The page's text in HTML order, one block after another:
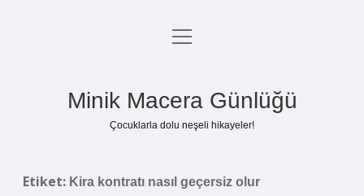
Anasayfa
menüyü
Minik Macera Günlüğü
Çocuklarla dolu neşeli hikayeler!
Etiket: Kira kontratı nasıl geçersiz olur